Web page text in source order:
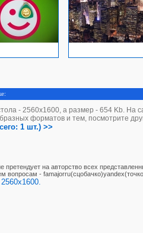
- 2560х1600, а размер - 654 Kb. На
форматов и тем, посмотрите
1 шт.) >>
претендует на авторство всех
вопросам -